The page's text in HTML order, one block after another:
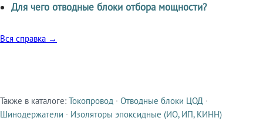
Для чего отводные блоки отбора мощности?
Вся справка →
Смежные продукты
Также в каталоге: Токопровод · Отводные блоки ЦОД ·
Шинодержатели · Изоляторы эпоксидные (ИО, ИП, КИНН)